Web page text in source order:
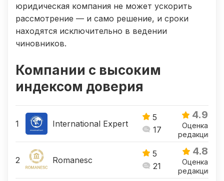
юридическая компания не может ускорить
рассмотрение — и само решение, и сроки
находятся исключительно в ведении
чиновников.
Компании с высоким
индексом доверия
International Expert
5
17
4.9
Оценка
редакции
Romanesc
5
21
4.8
Оценка
редакции